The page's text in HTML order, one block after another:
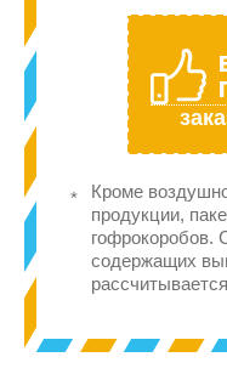
Кроме
продукции,
гофрокоробов.
содержащих